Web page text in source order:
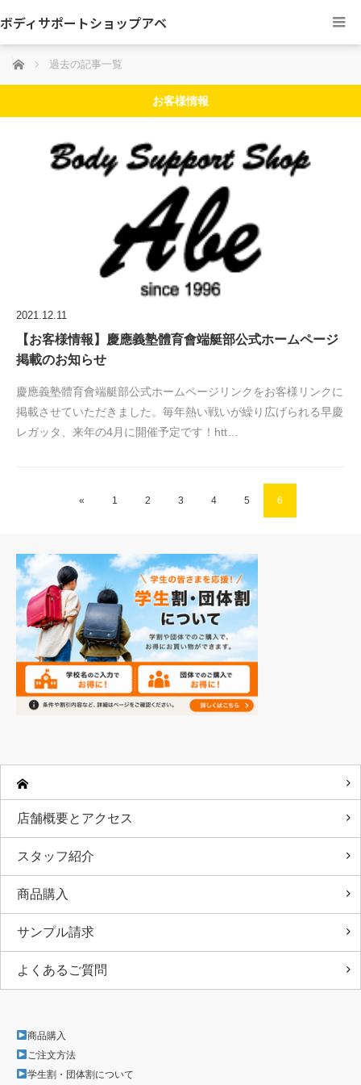
ボディサポートショップアベ
ホーム 過去の記事一覧
お客様情報
2021.12.11
【お客様情報】慶應義塾體育會端艇部公式ホームページ
掲載のお知らせ
慶應義塾體育會端艇部公式ホームページリンクをお客様リンクに
掲載させていただきました。毎年熱い戦いが繰り広げられる早慶
レガッタ、来年の4月に開催予定です！htt…
« 1 2 3 4 5 6
店舗概要とアクセス
スタッフ紹介
商品購入
サンプル請求
よくあるご質問
商品購入
ご注文方法
学生割・団体割について